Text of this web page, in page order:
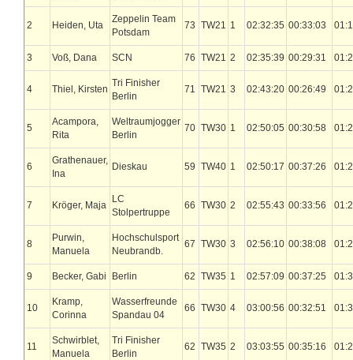
2 Heiden, Uta
Zeppelin Team
Potsdam
73 TW21 1 02:32:35 00:33:03
3 Voß, Dana SCN 76 TW21 2 02:35:39 00:29:31
4 Thiel, Kirsten
Tri Finisher
Berlin
71 TW21 3 02:43:20 00:26:49
5
Acampora,
Rita
Weltraumjogger
Berlin
70 TW30 1 02:50:05 00:30:58
6
Grathenauer,
Ina
Dieskau 59 TW40 1 02:50:17 00:37:26
7 Kröger, Maja
LC
Stolpertruppe
66 TW30 2 02:55:43 00:33:56
8
Purwin,
Manuela
Hochschulsport
Neubrandb.
67 TW30 3 02:56:10 00:38:08
9 Becker, Gabi Berlin 62 TW35 1 02:57:09 00:37:25
10
Kramp,
Corinna
Wasserfreunde
Spandau 04
66 TW30 4 03:00:56 00:32:51
11
Schwirblet,
Manuela
Tri Finisher
Berlin
62 TW35 2 03:03:55 00:35:16